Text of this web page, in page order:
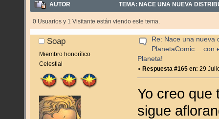
AUTOR TEMA: NACE UNA NUEVA
(LEÍDO 86518 VECES)
0 Usuarios y 1 Visitante están viendo este tema.
Soap
Miembro honorífico
Celestial
Re: Nace una nueva
PlanetaComic… con
Planeta!
«Respuesta #165 en: 29
Yo creo que
sigue